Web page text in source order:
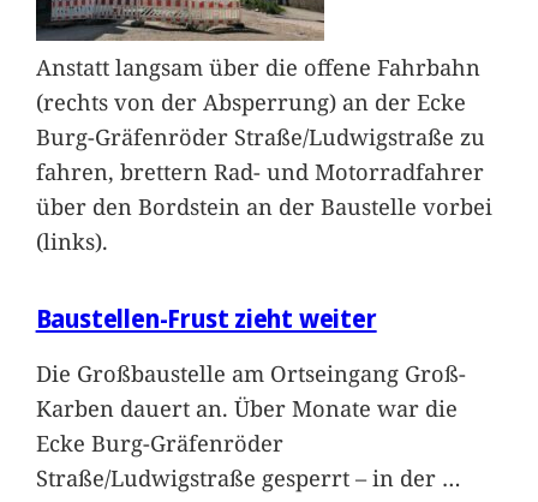
Anstatt langsam über die offene Fahrbahn
(rechts von der Absperrung) an der Ecke
Burg-Gräfenröder Straße/Ludwigstraße zu
fahren, brettern Rad- und Motorradfahrer
über den Bordstein an der Baustelle vorbei
(links).
Baustellen-Frust zieht weiter
Die Großbaustelle am Ortseingang Groß-
Karben dauert an. Über Monate war die
Ecke Burg-Gräfenröder
Straße/Ludwigstraße gesperrt – in der …